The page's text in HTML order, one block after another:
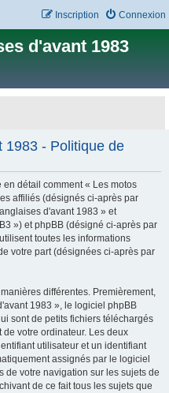
Connexion
Inscription
d'avant 1983
1983 - Politique de
détail comment « Les motos
affiliés (désignés ci-après par
d'avant 1983 » et
») et phpBB (désigné ci-après par
toutes les informations
votre part (désignées ci-après par
différentes. Premièrement,
1983 », le logiciel phpBB
sont de petits fichiers téléchargés
votre ordinateur. Les deux
utilisateur et un identifiant
assignés par le logiciel
de votre navigation sur les sujets de
de ce fait tous les sujets que